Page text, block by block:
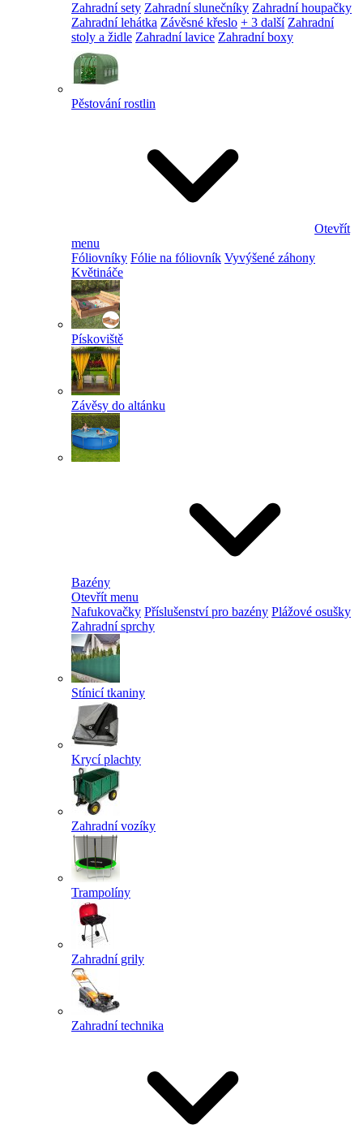
Zahradní sety Zahradní slunečníky Zahradní houpačky
Zahradní lehátka Závěsné křeslo + 3 další Zahradní
stoly a židle Zahradní lavice Zahradní boxy
Pěstování rostlin
Otevřít
menu
Fóliovníky Fólie na fóliovník Vyvýšené záhony
Květináče
Pískoviště
Závěsy do altánku
Bazény
Otevřít menu
Nafukovačky Příslušenství pro bazény Plážové osušky
Zahradní sprchy
Stínicí tkaniny
Krycí plachty
Zahradní vozíky
Trampolíny
Zahradní grily
Zahradní technika